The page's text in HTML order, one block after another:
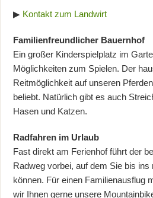
▶ Kontakt zum Landwirt
Familienfreundlicher Bauernhof
Ein großer Kinderspielplatz im
Möglichkeiten zum Spielen. Der
Reitmöglichkeit auf unseren
beliebt. Natürlich gibt es auch
Hasen und Katzen.
Radfahren im Urlaub
Fast direkt am Ferienhof führt der
Radweg vorbei, auf dem Sie bis ins
können. Für einen Familienausflug
wir Ihnen gerne unsere